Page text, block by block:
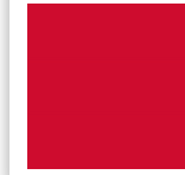
Het laatste